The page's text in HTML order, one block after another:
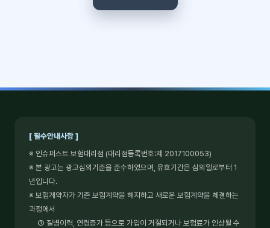
[ 필수안내사항 ]
※ 인슈퍼스트 보험대리점 (대리점등록번호:제 2017100053)
※ 본 광고는 광고심의기준을 준수하였으며, 유효기간은 심의일로부터 1
년입니다.
※ 보험계약자가 기존 보험계약을 해지하고 새로운 보험계약을 체결하는
과정에서
① 질병이력, 연령증가 등으로 가입이 거절되거나 보험료가 인상될 수